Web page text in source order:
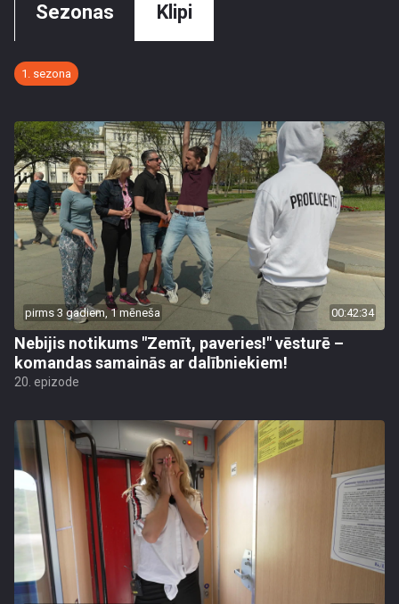
Sezonas Klipi
1. sezona
pirms 3 gadiem, 1 mēneša 00:42:34
Nebijis notikums "Zemīt, paveries!" vēsturē –
komandas samainās ar dalībniekiem!
20. epizode